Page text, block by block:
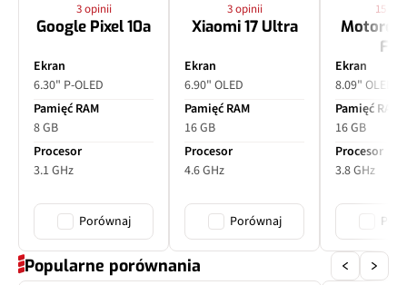
3 opinii
Google Pixel 10a
Ekran
6.30" P-OLED
Pamięć RAM
8 GB
Procesor
3.1 GHz
Porównaj
3 opinii
Xiaomi 17 Ultra
Ekran
6.90" OLED
Pamięć RAM
16 GB
Procesor
4.6 GHz
Porównaj
15
Motorola
Ekran
8.09" OLED
Pamięć RAM
16 GB
Procesor
3.8 GHz
Popularne porównania